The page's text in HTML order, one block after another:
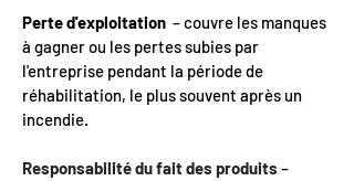
Perte d'exploitation – couvre les manques
à gagner ou les pertes subies par
l'entreprise pendant la période de
réhabilitation, le plus souvent après un
incendie.
Responsabilité du fait des produits –